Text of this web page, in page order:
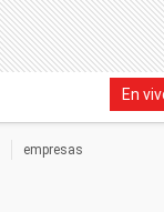
En
empresas